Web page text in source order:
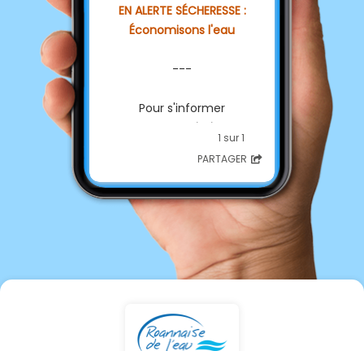
EN ALERTE SÉCHERESSE :
Économisons l'eau
---
Pour s'informer
restrictions
eau
votre commune :
👉️rendez-vous sur
vigieau.gouv.fr
Accéder aux infos Préfectures
42 :www.loire.gouv.fr
1 sur 1
PARTAGER